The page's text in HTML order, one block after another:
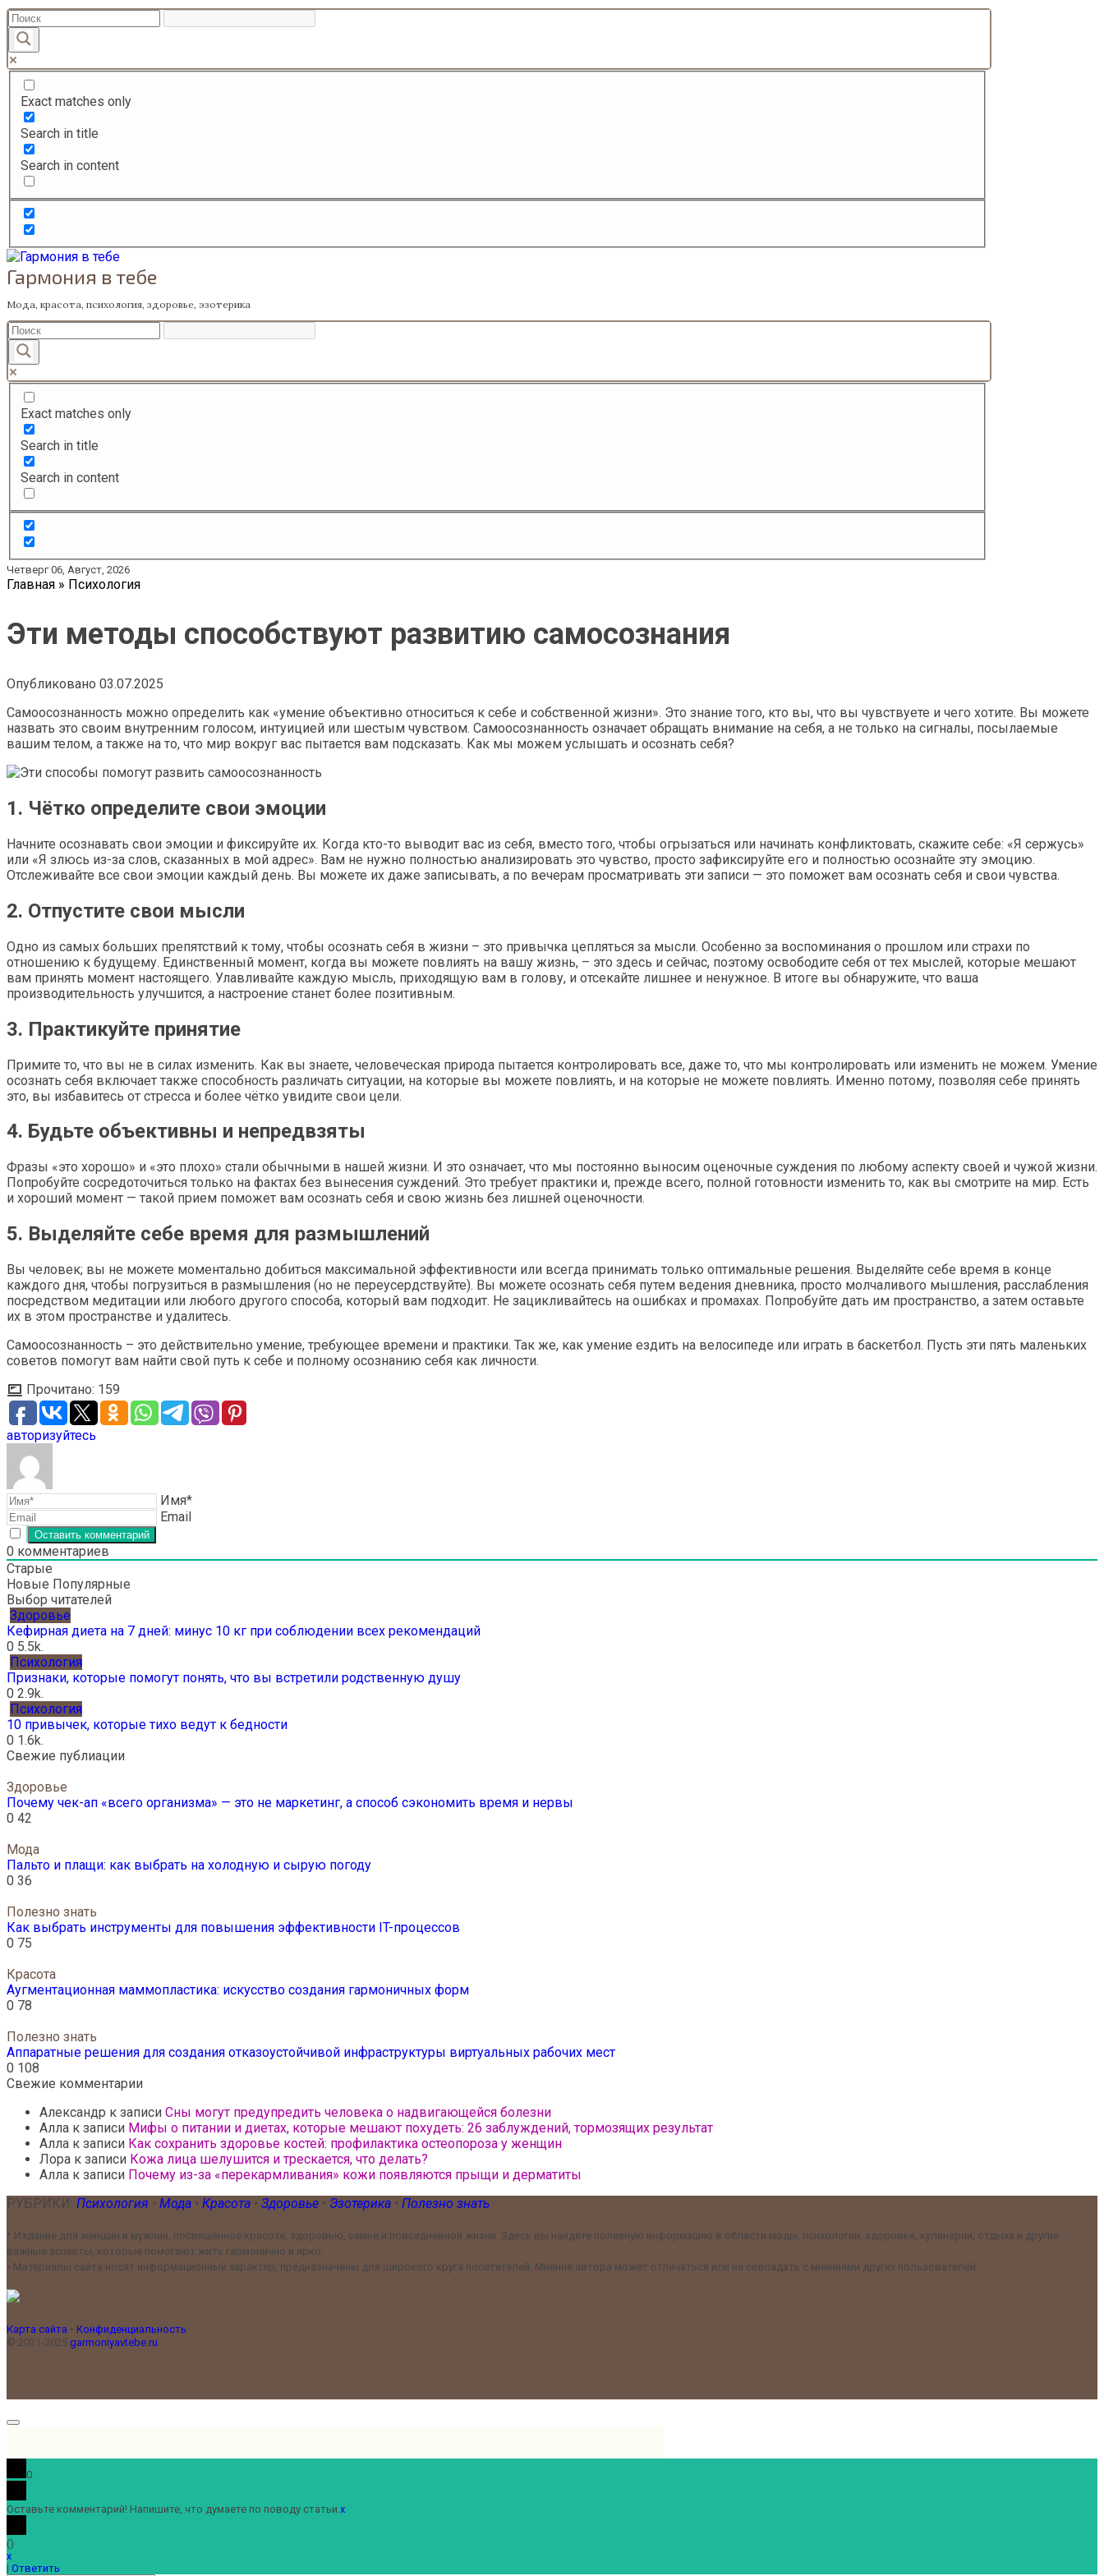
Перейти
к
содержанию
Exact matches only
Search in title
Search in content
Гармония в тебе
Мода, красота, психология, здоровье, эзотерика
Exact matches only
Search in title
Search in content
Четверг 06, Август, 2026
Главная » Психология
Эти методы способствуют развитию самосознания
Опубликовано 03.07.2025
Самоосознанность можно определить как «умение объективно относиться к себе и собственной жизни». Это знание того, кто вы, что вы чувствуете и чего хотите. Вы можете
назвать это своим внутренним голосом, интуицией или шестым чувством. Самоосознанность означает обращать внимание на себя, а не только на сигналы, посылаемые
вашим телом, а также на то, что мир вокруг вас пытается вам подсказать. Как мы можем услышать и осознать себя?
1. Чётко определите свои эмоции
Начните осознавать свои эмоции и фиксируйте их. Когда кто-то выводит вас из себя, вместо того, чтобы огрызаться или начинать конфликтовать, скажите себе: «Я сержусь»
или «Я злюсь из-за слов, сказанных в мой адрес». Вам не нужно полностью анализировать это чувство, просто зафиксируйте его и полностью осознайте эту эмоцию.
Отслеживайте все свои эмоции каждый день. Вы можете их даже записывать, а по вечерам просматривать эти записи — это поможет вам осознать себя и свои чувства.
2. Отпустите свои мысли
Одно из самых больших препятствий к тому, чтобы осознать себя в жизни – это привычка цепляться за мысли. Особенно за воспоминания о прошлом или страхи по
отношению к будущему. Единственный момент, когда вы можете повлиять на вашу жизнь, – это здесь и сейчас, поэтому освободите себя от тех мыслей, которые мешают
вам принять момент настоящего. Улавливайте каждую мысль, приходящую вам в голову, и отсекайте лишнее и ненужное. В итоге вы обнаружите, что ваша
производительность улучшится, а настроение станет более позитивным.
3. Практикуйте принятие
Примите то, что вы не в силах изменить. Как вы знаете, человеческая природа пытается контролировать все, даже то, что мы контролировать или изменить не можем. Умение
осознать себя включает также способность различать ситуации, на которые вы можете повлиять, и на которые не можете повлиять. Именно потому, позволяя себе принять
это, вы избавитесь от стресса и более чётко увидите свои цели.
4. Будьте объективны и непредвзяты
Фразы «это хорошо» и «это плохо» стали обычными в нашей жизни. И это означает, что мы постоянно выносим оценочные суждения по любому аспекту своей и чужой жизни.
Попробуйте сосредоточиться только на фактах без вынесения суждений. Это требует практики и, прежде всего, полной готовности изменить то, как вы смотрите на мир. Есть
и хороший момент — такой прием поможет вам осознать себя и свою жизнь без лишней оценочности.
5. Выделяйте себе время для размышлений
Вы человек; вы не можете моментально добиться максимальной эффективности или всегда принимать только оптимальные решения. Выделяйте себе время в конце
каждого дня, чтобы погрузиться в размышления (но не переусердствуйте). Вы можете осознать себя путем ведения дневника, просто молчаливого мышления, расслабления
посредством медитации или любого другого способа, который вам подходит. Не зацикливайтесь на ошибках и промахах. Попробуйте дать им пространство, а затем оставьте
их в этом пространстве и удалитесь.
Самоосознанность – это действительно умение, требующее времени и практики. Так же, как умение ездить на велосипеде или играть в баскетбол. Пусть эти пять маленьких
советов помогут вам найти свой путь к себе и полному осознанию себя как личности.
Прочитано: 159
авторизуйтесь
Имя*
Email
0 комментариев
Старые
Новые Популярные
Выбор читателей
Здоровье
Кефирная диета на 7 дней: минус 10 кг при соблюдении всех рекомендаций
0 5.5k.
Психология
Признаки, которые помогут понять, что вы встретили родственную душу
0 2.9k.
Психология
10 привычек, которые тихо ведут к бедности
0 1.6k.
Свежие публиации
Здоровье
Почему чек-ап «всего организма» — это не маркетинг, а способ сэкономить время и нервы
0 42
Мода
Пальто и плащи: как выбрать на холодную и сырую погоду
0 36
Полезно знать
Как выбрать инструменты для повышения эффективности IT-процессов
0 75
Красота
Аугментационная маммопластика: искусство создания гармоничных форм
0 78
Полезно знать
Аппаратные решения для создания отказоустойчивой инфраструктуры виртуальных рабочих мест
0 108
Свежие комментарии
Александр к записи Сны могут предупредить человека о надвигающейся болезни
Алла к записи Мифы о питании и диетах, которые мешают похудеть: 26 заблуждений, тормозящих результат
Алла к записи Как сохранить здоровье костей: профилактика остеопороза у женщин
Лора к записи Кожа лица шелушится и трескается, что делать?
Алла к записи Почему из-за «перекармливания» кожи появляются прыщи и дерматиты
РУБРИКИ: Психология • Мода • Красота • Здоровье • Эзотерика • Полезно знать
• Издание для женщин и мужчин, посвящённое красоте, здоровью, семье и повседневной жизни. Здесь вы найдёте полезную информацию в области моды, психологии, здоровья, кулинарии, отдыха и другие
важные аспекты, которые помогают жить гармонично и ярко.
• Материалы сайта носят информационный характер, предназначены для широкого круга посетителей. Мнение автора может отличаться или не совпадать с мнениями других пользователей.
Карта сайта • Конфиденциальность
© 2021-2025 garmoniyavtebe.ru
0
Оставьте комментарий! Напишите, что думаете по поводу статьи.x
()
x
| Ответить